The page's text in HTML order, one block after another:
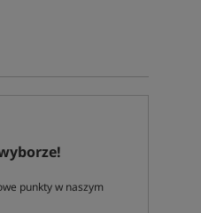
punkty w naszym